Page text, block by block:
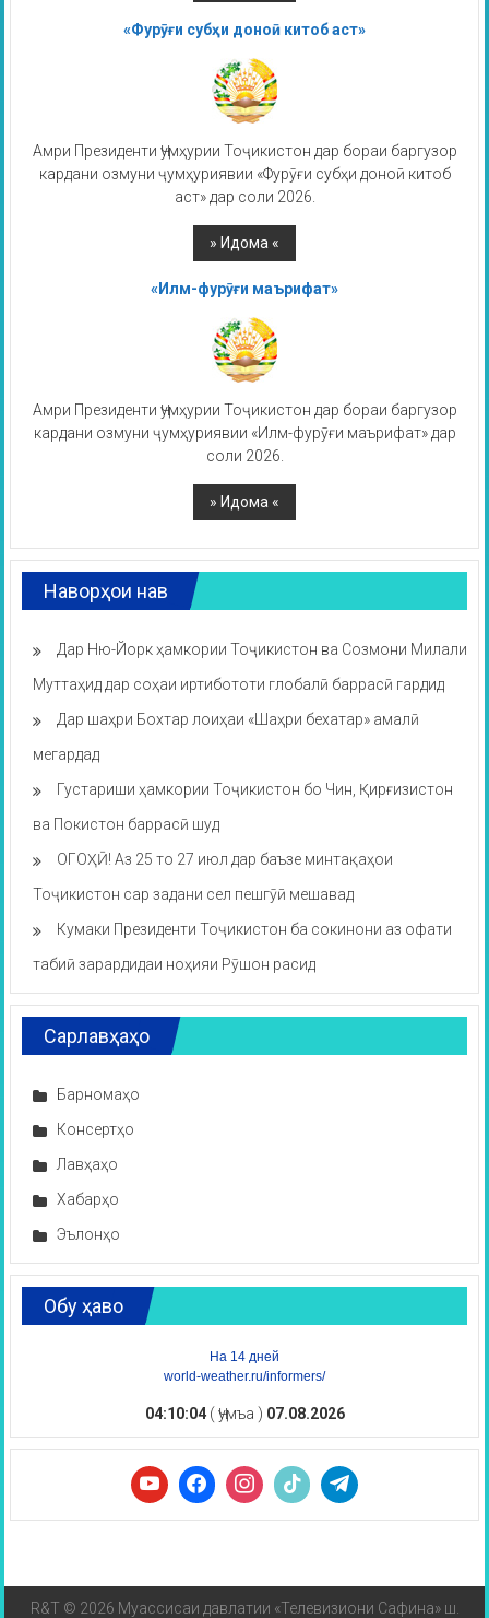
«Фурӯғи субҳи доноӣ китоб аст»
Амри Президенти Ҷумҳурии Тоҷикистон дар бораи баргузор
кардани озмуни ҷумҳуриявии «Фурӯғи субҳи доноӣ китоб
аст» дар соли 2026.
«Илм-фурӯғи маърифат»
Амри Президенти Ҷумҳурии Тоҷикистон дар бораи баргузор
кардани озмуни ҷумҳуриявии «Илм-фурӯғи маърифат» дар
соли 2026.
Наворҳои нав
Дар Ню-Йорк ҳамкории Тоҷикистон ва Созмони Милали
Муттаҳид дар соҳаи иртибототи глобалӣ баррасӣ гардид
Дар шаҳри Бохтар лоиҳаи «Шаҳри бехатар» амалӣ
мегардад
Густариши ҳамкории Тоҷикистон бо Чин, Қирғизистон
ва Покистон баррасӣ шуд
ОГОҲӢ! Аз 25 то 27 июл дар баъзе минтақаҳои
Тоҷикистон сар задани сел пешгӯӣ мешавад
Кумаки Президенти Тоҷикистон ба сокинони аз офати
табиӣ зарардидаи ноҳияи Рӯшон расид
Сарлавҳаҳо
Барномаҳо
Консертҳо
Лавҳаҳо
Хабарҳо
Эълонҳо
Обу ҳаво
На 14 дней
world-weather.ru/informers/
04:10:04( Ҷумъа ) 07.08.2026
R&T © 2026 Муассисаи давлатии «Телевизиони Сафина» ш.